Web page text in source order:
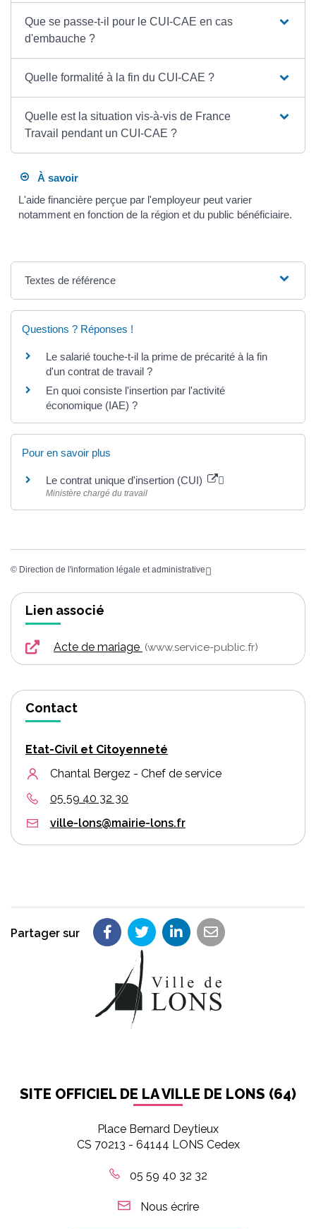
Que se passe-t-il pour le CUI-CAE en cas
d'embauche ?
Quelle formalité à la fin du CUI-CAE ?
Quelle est la situation vis-à-vis de France
Travail pendant un CUI-CAE ?
À savoir
L'aide financière perçue par l'employeur peut varier
notamment en fonction de la région et du public bénéficiaire.
Textes de référence
Questions ? Réponses !
Le salarié touche-t-il la prime de précarité à la fin
d'un contrat de travail ?
En quoi consiste l'insertion par l'activité
économique (IAE) ?
Pour en savoir plus
Le contrat unique d'insertion (CUI)
Ministère chargé du travail
© Direction de l'information légale et administrative
Lien associé
Acte de mariage www.service-public.fr
Contact
Etat-Civil et Citoyenneté
Chantal Bergez - Chef de service
05 59 40 32 30
ville-lons@mairie-lons.fr
Partager sur Partager sur Facebook
Partager sur Twitter
Partager sur LinkedIn
Partager par
SITE OFFICIEL DE LA VILLE DE LONS (64)
Place Bernard Deytieux
CS 70213 - 64144 LONS Cedex
05 59 40 32 32
Nous écrire